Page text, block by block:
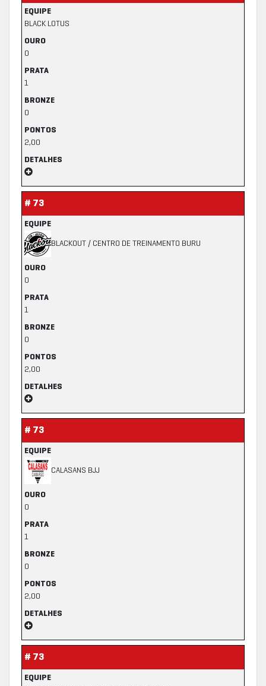
EQUIPE
BLACK LOTUS
OURO
0
PRATA
1
BRONZE
0
PONTOS
2,00
DETALHES
# 73
EQUIPE
BLACKOUT / CENTRO DE TREINAMENTO BURU
OURO
0
PRATA
1
BRONZE
0
PONTOS
2,00
DETALHES
# 73
EQUIPE
CALASANS BJJ
OURO
0
PRATA
1
BRONZE
0
PONTOS
2,00
DETALHES
# 73
EQUIPE